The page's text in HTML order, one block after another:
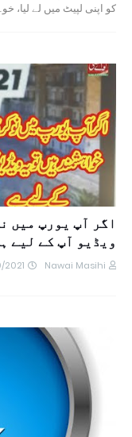
کو اپنی لپیٹ میں لے لیا،
اگر آپ یورپ میں
ویڈیو آپ کے لیے
Nawai Masihi
4/09/2021